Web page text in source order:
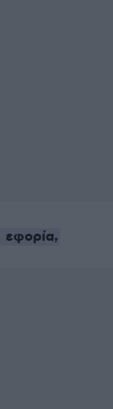
εφορία,